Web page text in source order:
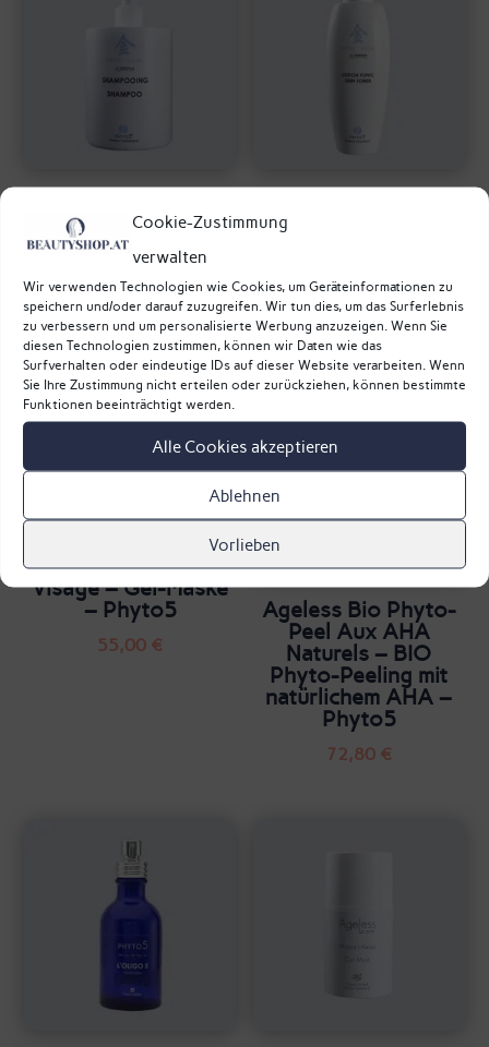
Cookie-Zustimmung
verwalten
Wir verwenden Technologien wie Cookies, um Geräteinformationen zu
speichern und/oder darauf zuzugreifen. Wir tun dies, um das Surferlebnis
zu verbessern und um personalisierte Werbung anzuzeigen. Wenn Sie
diesen Technologien zustimmen, können wir Daten wie das
Surfverhalten oder eindeutige IDs auf dieser Website verarbeiten. Wenn
Sie Ihre Zustimmung nicht erteilen oder zurückziehen, können bestimmte
Funktionen beeinträchtigt werden.
Alle Cookies akzeptieren
Ablehnen
Vorlieben
Phyto5
39,00€
36,80€
Le Masque Gel
Visage – Gel-Maske
– Phyto5
55,00 €
Ageless Bio Phyto-
Peel Aux AHA
Naturels – BIO
Phyto-Peeling mit
natürlichem AHA –
Phyto5
72,80 €